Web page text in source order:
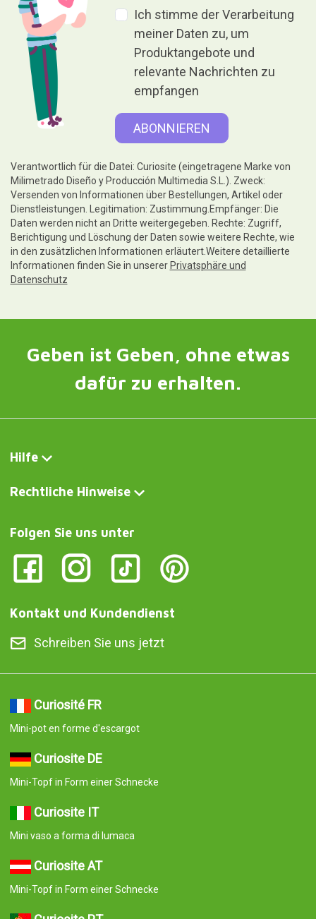
Ich stimme der Verarbeitung
meiner Daten zu, um
Produktangebote und
relevante Nachrichten zu
empfangen
Verantwortlich für die Datei: Curiosite (eingetragene Marke von
Milimetrado Diseño y Producción Multimedia S.L.). Zweck:
Versenden von Informationen über Bestellungen, Artikel oder
Dienstleistungen. Legitimation: Zustimmung.Empfänger: Die
Daten werden nicht an Dritte weitergegeben. Rechte: Zugriff,
Berichtigung und Löschung der Daten sowie weitere Rechte, wie
in den zusätzlichen Informationen erläutert.Weitere detaillierte
Informationen finden Sie in unserer Privatsphäre und
Datenschutz
Geben ist Geben, ohne etwas
dafür zu erhalten.
Hilfe
Rechtliche Hinweise
Folgen Sie uns unter
Kontakt und Kundendienst
Schreiben Sie uns jetzt
Curiosité FR
Mini-pot en forme d'escargot
Curiosite DE
Mini-Topf in Form einer Schnecke
Curiosite IT
Mini vaso a forma di lumaca
Curiosite AT
Mini-Topf in Form einer Schnecke